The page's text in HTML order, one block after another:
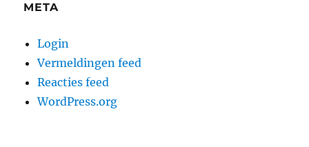
META
Login
Vermeldingen feed
Reacties feed
WordPress.org